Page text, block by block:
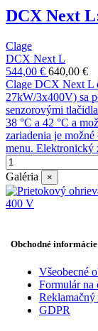
DCX Next
Clage
DCX Next L
544,00 € 640,00 €
Clage DCX Next L
27kW/3x400V) sa
senzorovými
38 °C a 42 °C a
zariadenia je
menu. Elektronický
Galéria ×
Obchodné informácie
Všeobecné
Formulár na
GDPR